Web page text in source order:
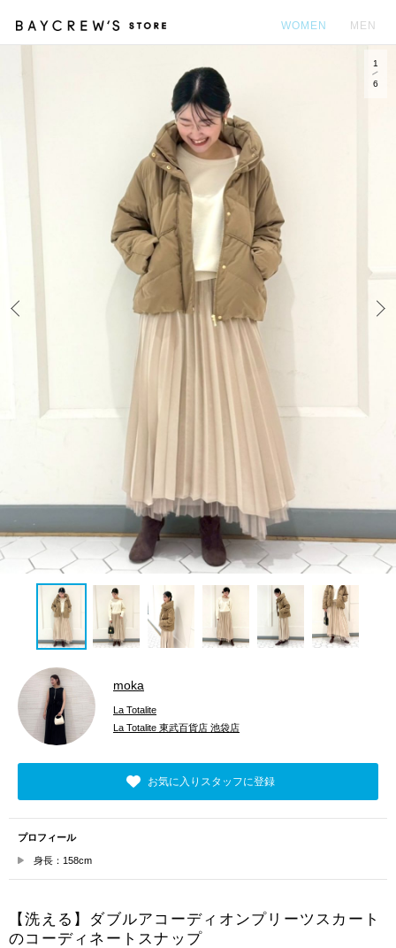
WOMEN MEN
1
6
moka
La Totalite
La Totalite 東武百貨店 池袋店
お気に入りスタッフに登録
プロフィール
身長：158cm
【洗える】ダブルアコーディオンプリーツスカート
のコーディネートスナップ